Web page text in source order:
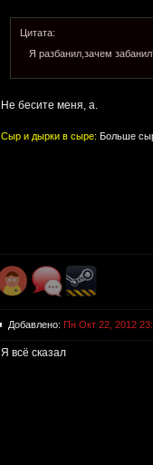
Цитата:
Я разбанил,зачем
Не бесите меня, а.
Сыр и дырки в сыре: Больше
Добавлено: Пн Окт 22, 2012
Я всё сказал